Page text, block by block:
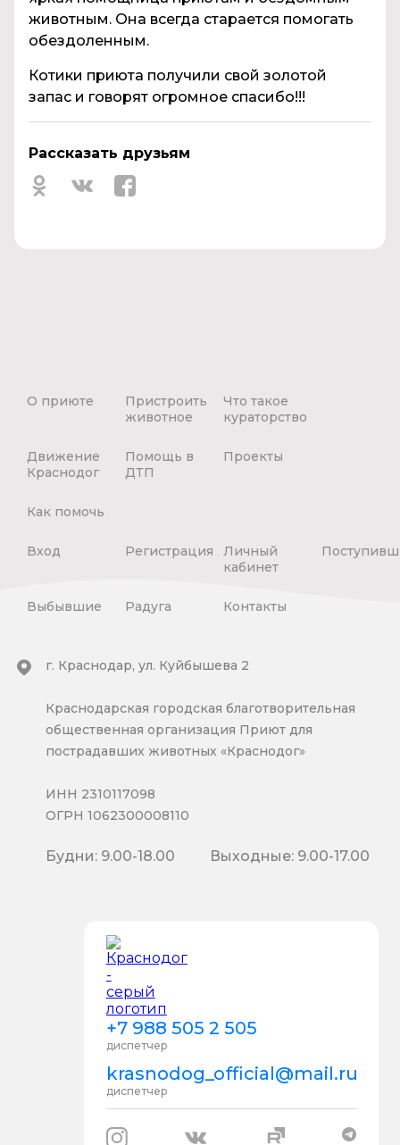
животным. Она всегда старается помогать
обездоленным.
Котики приюта получили свой золотой
запас и говорят огромное спасибо!!!
Рассказать друзьям
О приюте
Пристроить
животное
Что такое
кураторство
Движение
Краснодог
Помощь в
ДТП
Проекты
Как помочь
Вход Регистрация
Личный
кабинет
Выбывшие Радуга Контакты
+7 988 505 2 505
диспетчер
krasnodog_official@mail.ru
диспетчер
г. Краснодар, ул. Куйбышева 2
Краснодарская городская благотворительная
общественная организация Приют для
пострадавших животных «Краснодог»
ИНН 2310117098
ОГРН 1062300008110
Будни: 9.00-18.00 Выходные: 9.00-17.00